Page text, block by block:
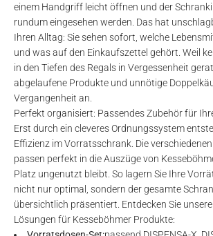
einem Handgriff leicht öffnen und der
rundum eingesehen werden. Das hat
Ihren Alltag: Sie sehen sofort, welche
und was auf den Einkaufszettel gehört. Weil
in den Tiefen des Regals in Vergessenheit
abgelaufene Produkte und unnötige
Vergangenheit an.
Perfekt organisiert: Passendes Zubehör für
Erst durch ein cleveres Ordnungssystem
Effizienz im Vorratsschrank. Die
passen perfekt in die Auszüge von
Platz ungenutzt bleibt. So lagern Sie Ihre
nicht nur optimal, sondern der gesamte
übersichtlich präsentiert. Entdecken Sie
Lösungen für Kesseböhmer Produkte: